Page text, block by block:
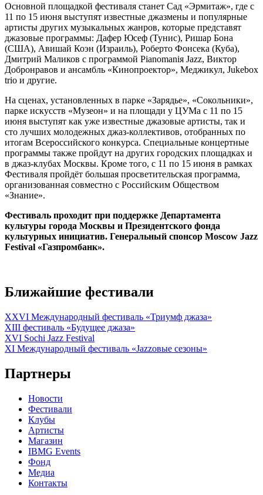
Основной площадкой фестиваля станет Сад «Эрмитаж», где с
11 по 15 июня выступят известные джазмены и популярные
артисты других музыкальных жанров, которые представят
джазовые программы: Дафер Юсеф (Тунис), Ришар Бона
(США), Авишай Коэн (Израиль), Роберто Фонсека (Куба),
Дмитрий Маликов с программой Pianomaniя Jazz, Виктор
Добронравов и ансамбль «Кинопроектор», Меджикул, Jukebox
trio и другие.
На cценах, установленных в парке «Зарядье», «Сокольники»,
парке искусств «Музеон» и на площади у ЦУМа с 11 по 15
июня выступят как уже известные джазовые артисты, так и
cто лучших молодежных джаз-коллективов, отобранных по
итогам Всероссийского конкурса. Специальные концертные
программы также пройдут на других городских площадках и
в джаз-клубах Москвы. Кроме того, с 11 по 15 июня в рамках
Фестиваля пройдёт большая просветительская программа,
организованная совместно с Российским Обществом
«Знание».
Фестиваль проходит при поддержке Департамента
культуры города Москвы и Президентского фонда
культурных инициатив. Генеральный спонсор Moscow Jazz
Festival «Газпромбанк».
Ближайшие фестивали
XXVI Международный фестиваль «Триумф джаза»
XIII фестиваль «Будущее джаза»
XVI Sochi Jazz Festival
XI Международный фестиваль «Jazzовые сезоны»
Партнеры
Новости
Фестивали
Клубы
Артисты
Магазин
IBMG Events
Фонд
Медиа
Контакты